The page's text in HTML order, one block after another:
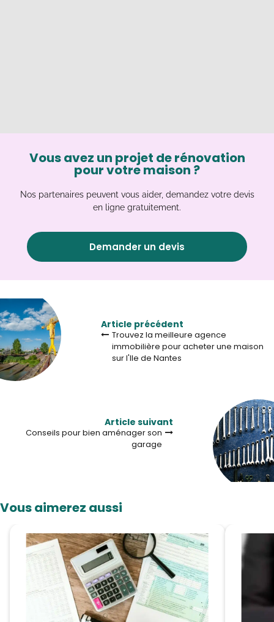
Vous avez un projet de rénovation
pour votre maison ?
Nos partenaires peuvent vous aider, demandez votre devis
en ligne gratuitement.
Demander un devis
Article précédent
Trouvez la meilleure agence
immobilière pour acheter une maison
sur l'Ile de Nantes
Article suivant
Conseils pour bien aménager son
garage
Vous aimerez aussi